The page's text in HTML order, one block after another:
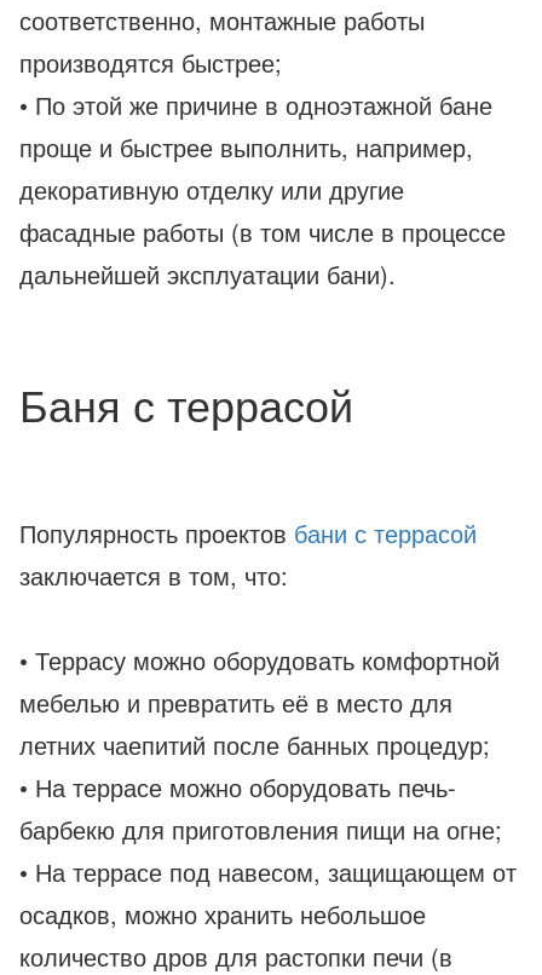
соответственно, монтажные работы
производятся быстрее;
• По этой же причине в одноэтажной бане
проще и быстрее выполнить, например,
декоративную отделку или другие
фасадные работы (в том числе в процессе
дальнейшей эксплуатации бани).
Баня с террасой
Популярность проектов бани с террасой
заключается в том, что:
• Террасу можно оборудовать комфортной
мебелью и превратить её в место для
летних чаепитий после банных процедур;
• На террасе можно оборудовать печь-
барбекю для приготовления пищи на огне;
• На террасе под навесом, защищающем от
осадков, можно хранить небольшое
количество дров для растопки печи (в